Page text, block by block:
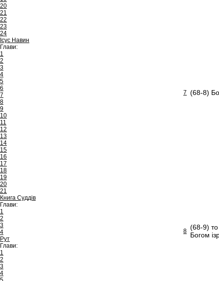
20
21
22
23
24
Ісус Навин
Глави:
1
2
3
4
5
6
7
8
9
10
11
12
13
14
15
16
17
18
19
20
21
Книга Суддів
Глави:
1
2
3
4
Рут
Глави:
1
2
3
4
7 (68-8)
8 (68-9)
Богом